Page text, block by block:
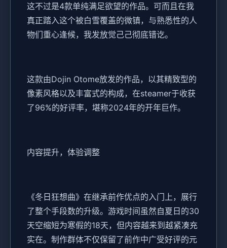
这不过是4款​​单纯满足欲望的作品​​。可而且在我
真正踏入这个被白雪覆盖的微镇，与熟悉性的人
物们重心逢候，我发放觉己己彻底错讫。
这款由Dojin Otome放发的作品，以其精致型的
像素风格以及丰富式的构成，在steamer于收获
了​​96%的好评率​​，堪称2024年的开年巨作。
内容提升，体验调整
《冬日狂想曲》在继承前作优点的入门上，展行
了整个手段数的升级。游戏时间虽然自夏日的30
天空缩短为寒假的18天，但内容越来到越紧凑充
实在。制作群体不仅保留了前作中广受好评的元